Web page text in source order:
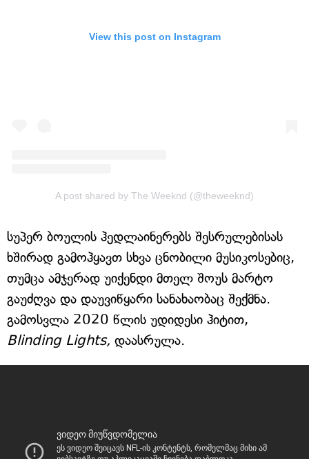
View this post on Instagram
A post shared by The Weeknd (@theweeknd)
სუპერ ბოულის ჰედლაინერებს შესრულებისას
ხშირად გამოჰყავთ სხვა ცნობილი მუსიკოსებიც,
თუმცა ამჯერად უიქენდი მთელ შოუს მარტო
გაუძღვა და დაუვიწყარი სანახაობაც შექმნა.
გამოსვლა 2020 წლის უდიდესი ჰიტით,
Blinding Lights, დაასრულა.